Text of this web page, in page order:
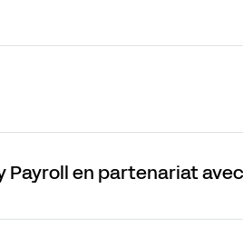
Payroll en partenariat